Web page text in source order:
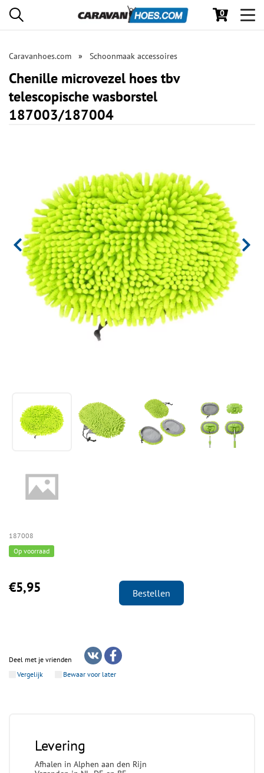
0
Caravanhoes.com Schoonmaak accessoires
Chenille microvezel hoes tbv
telescopische wasborstel
187003/187004
187008
Op voorraad
€5,95 Bestellen
Deel met je vrienden
Vergelijk
Bewaar voor later
Levering
Afhalen in Alphen aan den Rijn